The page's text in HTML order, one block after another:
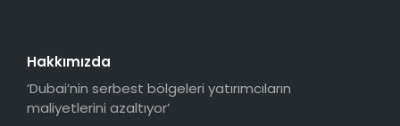
Hakkımızda
‘Dubai’nin serbest bölgeleri yatırımcıların
maliyetlerini azaltıyor’